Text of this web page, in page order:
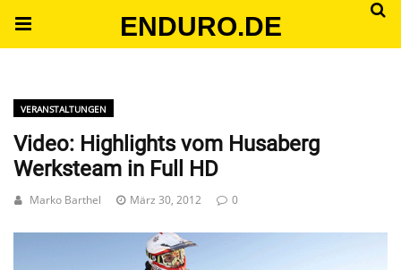
ENDURO.DE
VERANSTALTUNGEN
Video: Highlights vom Husaberg
Werksteam in Full HD
Marko Barthel März 30, 2012 0